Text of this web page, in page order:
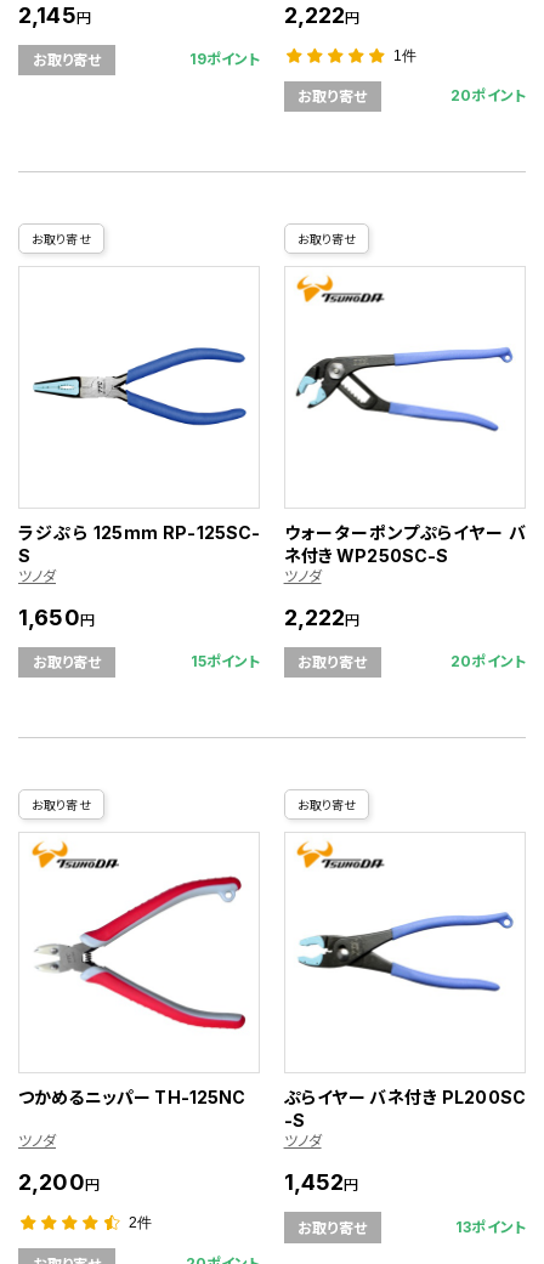
2,145円
お取り寄せ 19ポイント
2,222円
1件
お取り寄せ 20ポイント
お取り寄せ
ラジぷら 125mm RP-125SC-
S
ツノダ
1,650円
お取り寄せ 15ポイント
お取り寄せ
ウォーターポンプぷらイヤー バ
ネ付き WP250SC-S
ツノダ
2,222円
お取り寄せ 20ポイント
お取り寄せ
つかめるニッパー TH-125NC
ツノダ
2,200円
2件
お取り寄せ
ぷらイヤー バネ付き PL200SC
-S
ツノダ
1,452円
お取り寄せ 13ポイント